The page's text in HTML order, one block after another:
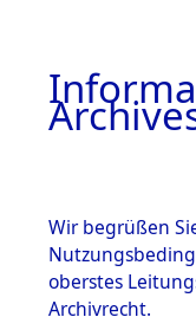
Wir begrüßen
oberstes
Archivrecht.